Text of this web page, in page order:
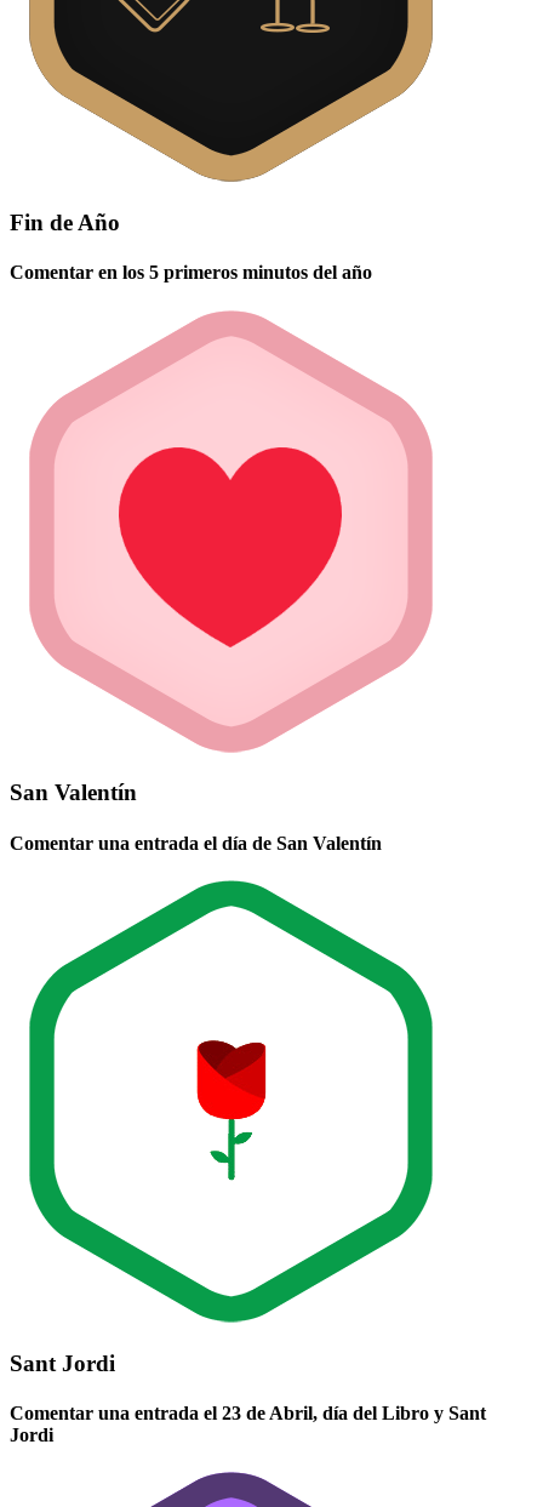
Fin de Año
Comentar en los 5 primeros minutos del año
San Valentín
Comentar una entrada el día de San Valentín
Sant Jordi
Comentar una entrada el 23 de Abril, día del Libro y Sant
Jordi